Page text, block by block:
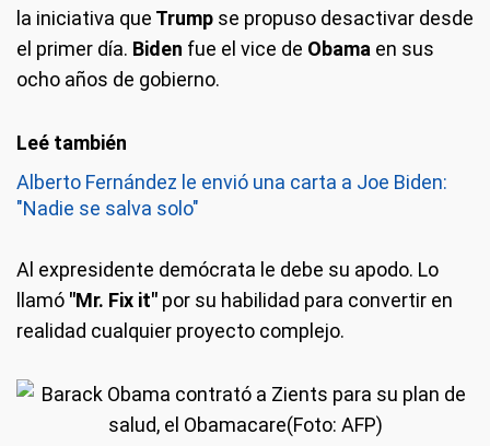
la iniciativa que Trump se propuso desactivar desde
el primer día. Biden fue el vice de Obama en sus
ocho años de gobierno.
Alberto Fernández le envió una carta a Joe Biden:
"Nadie se salva solo"
Al expresidente demócrata le debe su apodo. Lo
llamó "Mr. Fix it" por su habilidad para convertir en
realidad cualquier proyecto complejo.